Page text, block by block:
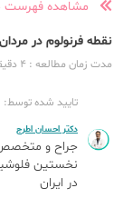
مشاهده فهرست
نقطه فرنولوم در
مدت زمان مطالعه : 4
تایید شده توسط:
دکتر احسان اطرج
جراح و متخصص
نخستین
در ایران